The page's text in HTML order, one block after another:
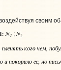
своим
N4;N5
пленятькогочем,
и покорило ее, но